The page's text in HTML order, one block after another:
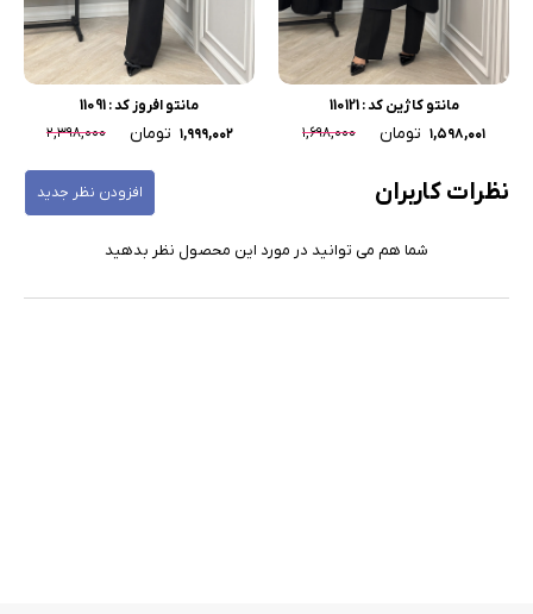
مانتو کاژین کد : 110121
۱,۵۹۸,۰۰۱ تومان ۱,۶۹۸,۰۰۰
مانتو افروز کد : 11091
۱,۹۹۹,۰۰۲ تومان ۲,۳۹۸,۰۰۰
نظرات کاربران افزودن نظر جدید
شما هم می توانید در مورد این محصول نظر بدهید